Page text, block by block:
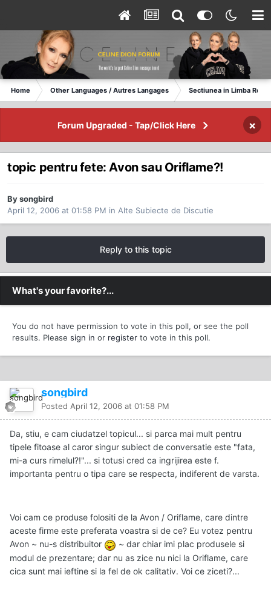
Home Other Languages / Autres Langages Sectiunea in Limba
Forum Upgraded - Tap/Click Here ×
topic pentru fete: Avon sau Oriflame?!
By songbird
April 12, 2006 at 01:58 PM in Alte Subiecte de Discutie
Reply to this topic
What's your favorite?...
You do not have permission to vote in this poll, or see the poll
results. Please sign in or register to vote in this poll.
songbird
Posted April 12, 2006 at 01:58 PM
Da, stiu, e cam ciudatzel topicul... si parca mai mult pentru
tipele fitoase al caror singur subiect de conversatie este "fata,
mi-a curs rimelul?!"... si totusi cred ca ingrijirea este f.
importanta pentru o tipa care se respecta, indiferent de varsta.
Voi cam ce produse folositi de la Avon / Oriflame, care dintre
aceste firme este preferata voastra si de ce? Eu votez pentru
Avon ~ nu-s distribuitor
~ dar chiar imi plac produsele si
modul de prezentare; dar nu as zice nu nici la Oriflame, care
cica sunt mai ieftine si la fel de ok calitativ. Voi ce ziceti?...